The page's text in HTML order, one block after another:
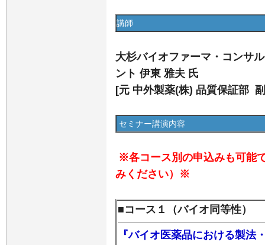
講師
大杉バイオファーマ・コンサ
ント 伊東 雅夫 氏
[元 中外製薬(株) 品質保証部
セミナー講演内容
※各コース別の申込みも可能
みください）※
■コース１（バイオ同等性）
『バイオ医薬品における製法